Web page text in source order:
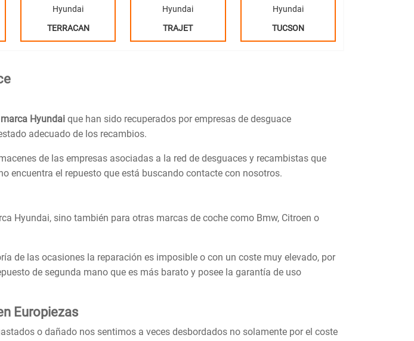
Hyundai
TERRACAN
Hyundai
TRAJET
Hyundai
TUCSON
Hyundai que han sido recuperados por empresas de desguace
adecuado de los recambios.
de las empresas asociadas a la red de desguaces y recambistas que
encuentra el repuesto que está buscando contacte con nosotros.
Hyundai, sino también para otras marcas de coche como Bmw, Citroen o
de las ocasiones la reparación es imposible o con un coste muy elevado, por
de segunda mano que es más barato y posee la garantía de uso
Europiezas
o dañado nos sentimos a veces desbordados no solamente por el coste